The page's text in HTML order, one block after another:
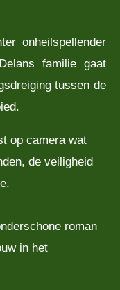
onheilspellender
familie gaat
tussen de
op camera wat
de veiligheid
roman
in het